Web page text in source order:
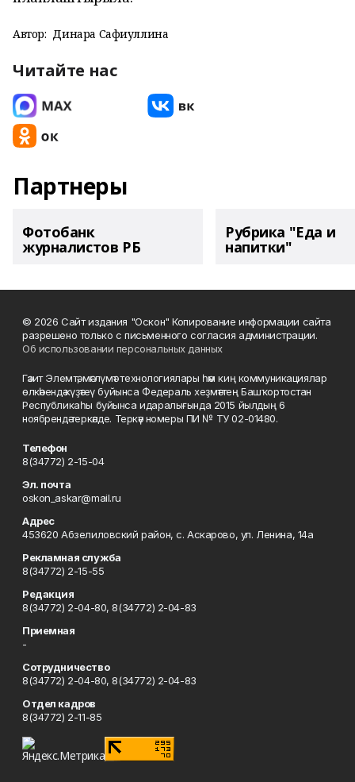
Автор: Динара Сафиуллина
Читайте нас
Партнеры
Фотобанк
журналистов РБ
Рубрика "Еда и
напитки"
© 2026 Сайт издания "Оскон" Копирование информации сайта
разрешено только с письменного согласия администрации.
Об использовании персональных данных
Гәзит Элемтә, мәғлүмәт технологиялары һәм киң коммуникациялар
өлкәһендә күҙәтеү буйынса Федераль хеҙмәттең Башҡортостан
Республикаһы буйынса идаралығында 2015 йылдың 6
ноябрендә теркәлде. Теркәү номеры ПИ № ТУ 02-01480.
Телефон
8(34772) 2-15-04
Эл. почта
oskon_askar@mail.ru
Адрес
453620 Абзелиловский район, с. Аскарово, ул. Ленина, 14а
Рекламная служба
8(34772) 2-15-55
Редакция
8(34772) 2-04-80, 8(34772) 2-04-83
Приемная
-
Сотрудничество
8(34772) 2-04-80, 8(34772) 2-04-83
Отдел кадров
8(34772) 2-11-85